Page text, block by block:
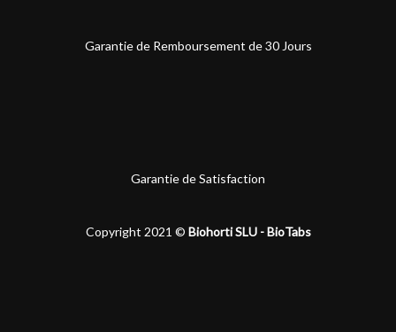
Garantie de Remboursement de 30 Jours
Garantie de Satisfaction
Copyright 2021 © Biohorti SLU - BioTabs